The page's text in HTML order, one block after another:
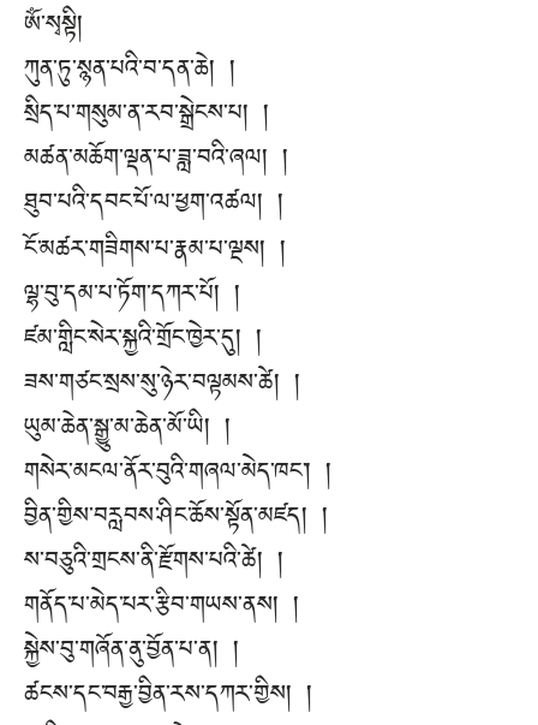
ཨོཾ་སྭསྟི།
ཀུན་ཏུ་སྙན་པའི་བ་དན་ཆེ། །
སྲིད་པ་གསུམ་ན་རབ་སྒྲེངས་པ། །
མཚན་མཆོག་ལྡན་པ་ཟླ་བའི་ཞལ། །
ཐུབ་པའི་དབང་པོ་ལ་ཕྱག་འཚལ། །
ངོ་མཚར་གཟིགས་པ་རྣམ་པ་ལྔས། །
ལྷ་བུ་དམ་པ་ཏོག་དཀར་པོ། །
ཛམ་གླིང་སེར་སྐྱའི་གྲོང་ཁྱེར་དུ། །
ཟས་གཙང་སྲས་སུ་ཉེར་བལྟམས་ཚེ། །
ཡུམ་ཆེན་སྒྱུ་མ་ཆེན་མོ་ཡི། །
གསེར་མངལ་ནོར་བུའི་གཞལ་མེད་ཁང་། །
བྱིན་གྱིས་བརླབས་ཤིང་ཆོས་སྟོན་མཛད། །
ས་བཅུའི་གྲངས་ནི་རྫོགས་པའི་ཚེ། །
གནོད་པ་མེད་པར་རྩིབ་གཡས་ནས། །
སྐྱེས་བུ་གཞོན་ནུ་བྱོན་པ་ན། །
ཚངས་དང་བརྒྱ་བྱིན་རས་དཀར་གྱིས། །